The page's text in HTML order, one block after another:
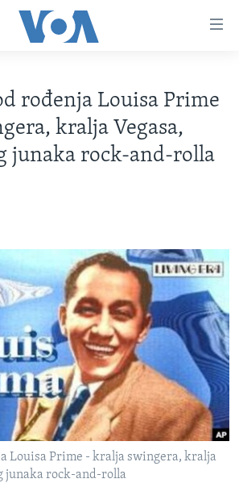
DRŽAVE
rođenja Louisa Prime
kralja Vegasa,
junaka rock-and-rolla
Louisa Prime - kralja swingera, kralja
junaka rock-and-rolla